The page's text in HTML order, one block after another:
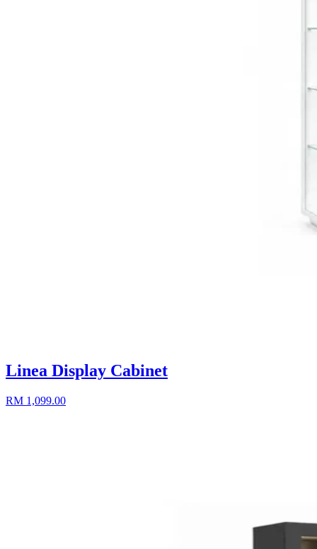
Linea Display Cabinet
RM 1,099.00